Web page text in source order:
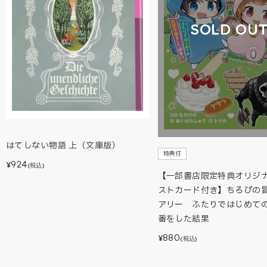
はてしない物語 上（文庫版）
¥924(税込)
SOLD
特典付
【一部書店限定特典オリジ
ストカード付き】ちろぴの
アリー ふたりではじめて
番をした結果
¥880(税込)